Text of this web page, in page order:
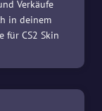
Verkäufe
in deinem
für CS2 Skin